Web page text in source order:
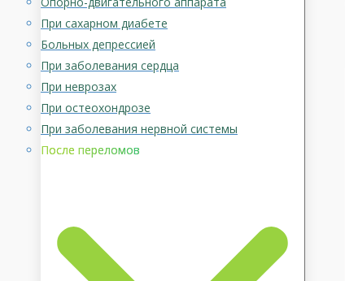
При сахарном диабете
Больных депрессией
При заболевания сердца
При неврозах
При остеохондрозе
При заболевания нервной системы
После переломов